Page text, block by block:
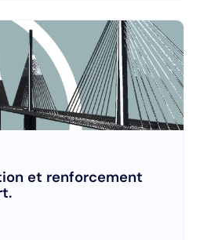
et renforcement